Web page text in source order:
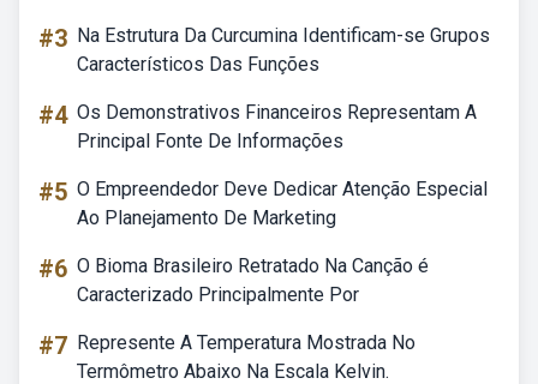
#3 Na Estrutura Da Curcumina Identificam-se Grupos
Característicos Das Funções
#4 Os Demonstrativos Financeiros Representam A
Principal Fonte De Informações
#5 O Empreendedor Deve Dedicar Atenção Especial
Ao Planejamento De Marketing
#6 O Bioma Brasileiro Retratado Na Canção é
Caracterizado Principalmente Por
#7 Represente A Temperatura Mostrada No
Termômetro Abaixo Na Escala Kelvin.